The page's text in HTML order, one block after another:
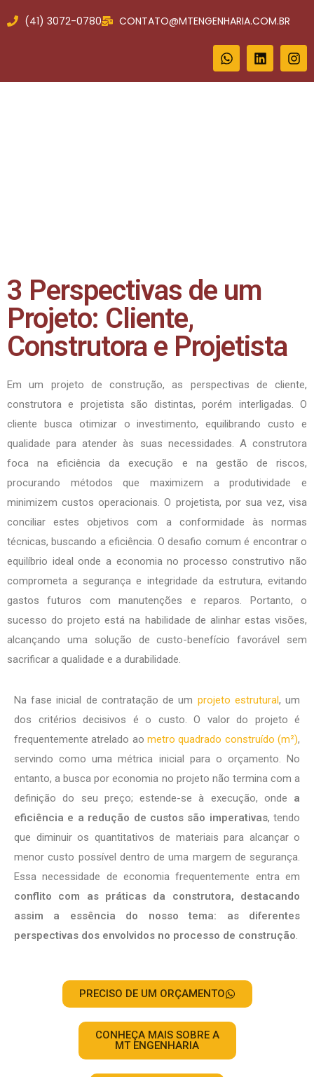
(41) 3072-0780 CONTATO@MTENGENHARIA.COM.BR
3 Perspectivas de um
Projeto: Cliente,
Construtora e Projetista
Em um projeto de construção, as perspectivas de cliente,
construtora e projetista são distintas, porém interligadas. O
cliente busca otimizar o investimento, equilibrando custo e
qualidade para atender às suas necessidades. A construtora
foca na eficiência da execução e na gestão de riscos,
procurando métodos que maximizem a produtividade e
minimizem custos operacionais. O projetista, por sua vez, visa
conciliar estes objetivos com a conformidade às normas
técnicas, buscando a eficiência. O desafio comum é encontrar o
equilíbrio ideal onde a economia no processo construtivo não
comprometa a segurança e integridade da estrutura, evitando
gastos futuros com manutenções e reparos. Portanto, o
sucesso do projeto está na habilidade de alinhar estas visões,
alcançando uma solução de custo-benefício favorável sem
sacrificar a qualidade e a durabilidade.
Na fase inicial de contratação de um projeto estrutural, um
dos critérios decisivos é o custo. O valor do projeto é
frequentemente atrelado ao metro quadrado construído (m²),
servindo como uma métrica inicial para o orçamento. No
entanto, a busca por economia no projeto não termina com a
definição do seu preço; estende-se à execução, onde a
eficiência e a redução de custos são imperativas, tendo
que diminuir os quantitativos de materiais para alcançar o
menor custo possível dentro de uma margem de segurança.
Essa necessidade de economia frequentemente entra em
conflito com as práticas da construtora, destacando
assim a essência do nosso tema: as diferentes
perspectivas dos envolvidos no processo de construção.
PRECISO DE UM ORÇAMENTO
CONHEÇA MAIS SOBRE A
MT ENGENHARIA